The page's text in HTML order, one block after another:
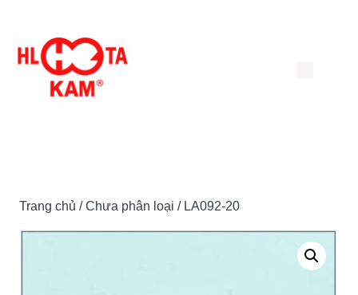
đến
Trang chủ /Chưa phân loại / LA092-20